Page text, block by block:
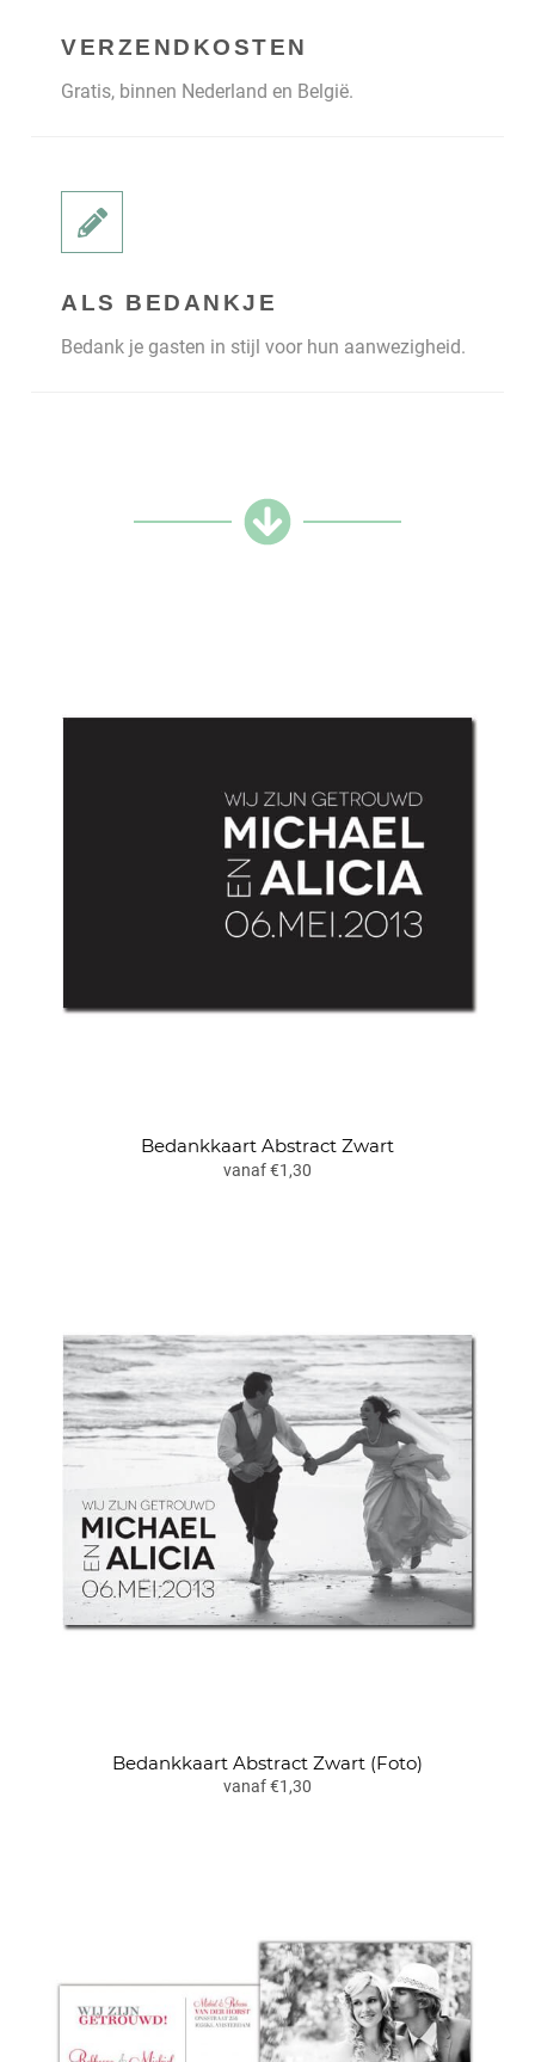
VERZENDKOSTEN
Gratis, binnen Nederland en België.
ALS BEDANKJE
Bedank je gasten in stijl voor hun aanwezigheid.
Bedankkaart Abstract Zwart
vanaf €1,30
Bedankkaart Abstract Zwart (Foto)
vanaf €1,30